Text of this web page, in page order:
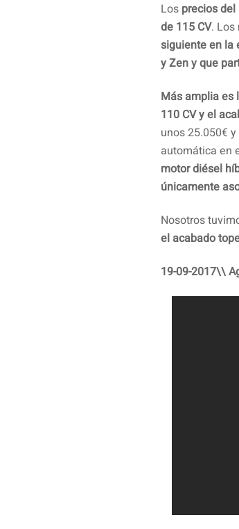
Los precios del
de 115 CV. Los
siguiente en la
y Zen y que
Más amplia es
110 CV y el
unos 25.050€
automática en
motor diésel
únicamente
Nosotros
el acabado
19-09-2017\\